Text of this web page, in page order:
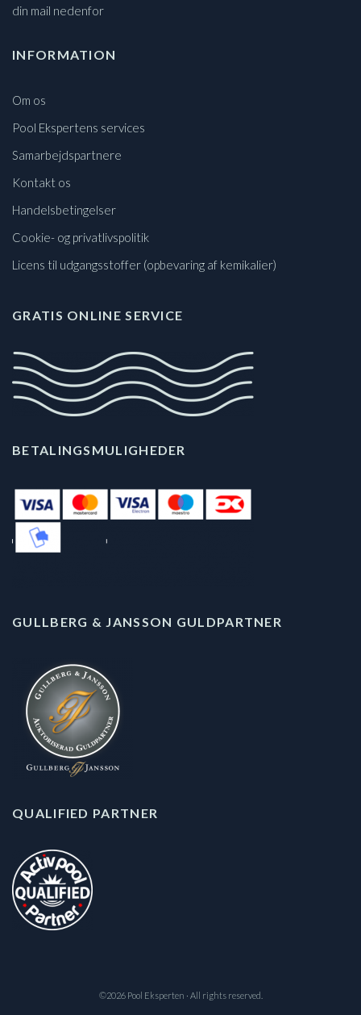
din mail nedenfor
INFORMATION
Om os
Pool Ekspertens services
Samarbejdspartnere
Kontakt os
Handelsbetingelser
Cookie- og privatlivspolitik
Licens til udgangsstoffer (opbevaring af kemikalier)
GRATIS ONLINE SERVICE
BETALINGSMULIGHEDER
GULLBERG & JANSSON GULDPARTNER
QUALIFIED PARTNER
©2026 Pool Eksperten · All rights reserved.